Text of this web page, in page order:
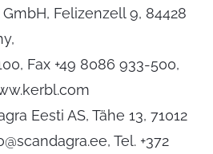
Felizenzell 9, 84428
Fax +49 8086 933-500,
Eesti AS, Tähe 13, 71012
, Tel. +372